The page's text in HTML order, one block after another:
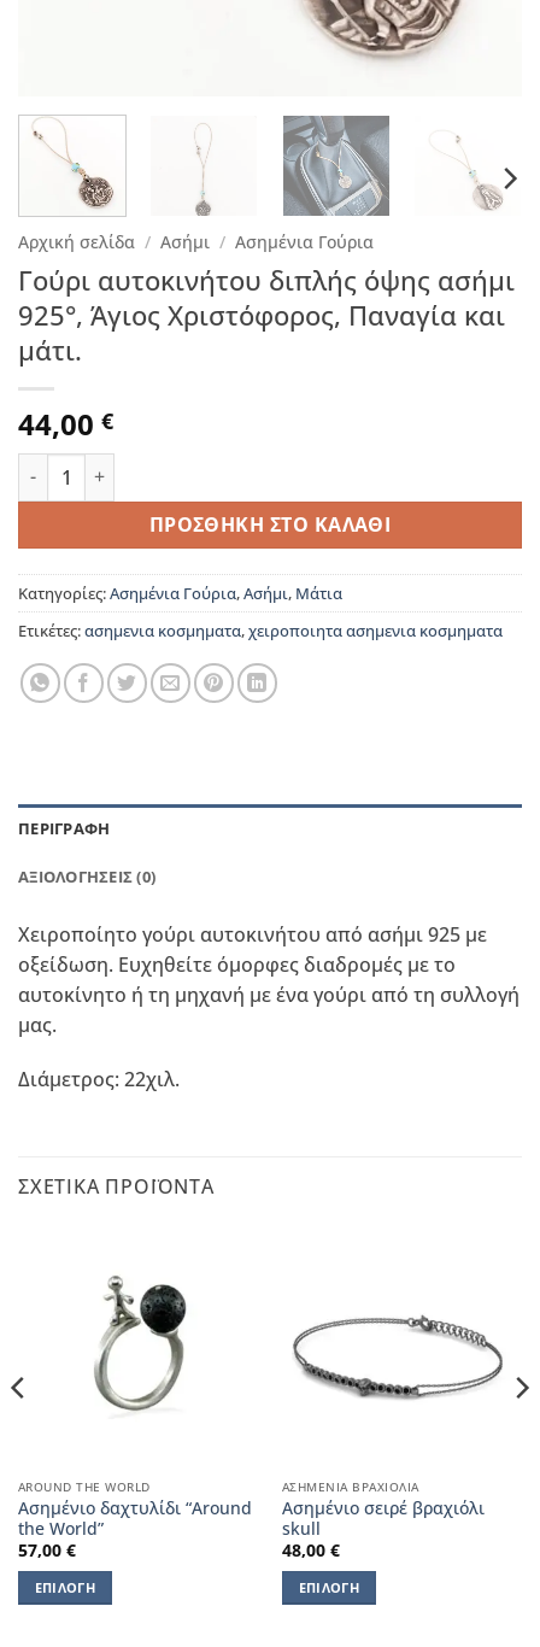
Αρχική σελίδα / Ασήμι / Ασημένια Γούρια
Γούρι αυτοκινήτου διπλής όψης ασήμι
925°, Άγιος Χριστόφορος, Παναγία και
μάτι.
44,00 €
Γούρι αυτοκινήτου διπλής όψης ασήμι 925°, Άγιος
ΠΡΟΣΘΉΚΗ ΣΤΟ ΚΑΛΆΘΙ
Κατηγορίες:Ασημένια Γούρια,Ασήμι, Μάτια
Ετικέτες:ασημενια κοσμηματα,χειροποιητα ασημενια κοσμηματα
ΠΕΡΙΓΡΑΦΉ
ΑΞΙΟΛΟΓΉΣΕΙΣ (0)
Χειροποίητο γούρι αυτοκινήτου από ασήμι 925 με
οξείδωση. Ευχηθείτε όμορφες διαδρομές με το
αυτοκίνητο ή τη μηχανή με ένα γούρι από τη συλλογή
μας.
Διάμετρος: 22χιλ.
ΣΧΕΤΙΚΆ ΠΡΟΪΌΝΤΑ
AROUND THE WORLD
Ασημένιο δαχτυλίδι “Around
the World”
57,00 €
ΕΠΙΛΟΓΉ
ΑΣΗΜΈΝΙΑ ΒΡΑΧΙΌΛΙΑ
Aσημένιο σειρέ βραχιόλι
skull
48,00 €
ΕΠΙΛΟΓΉ